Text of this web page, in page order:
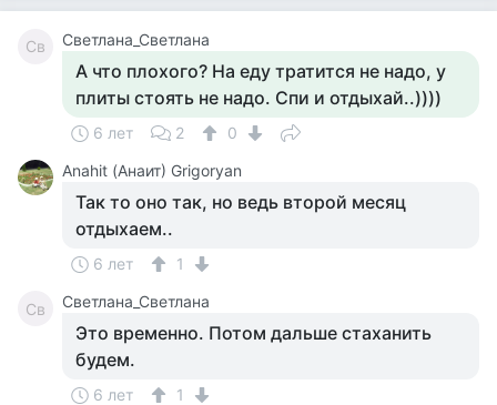
Св Светлана_Светлана
А что плохого? На еду тратится не надо, у
плиты стоять не надо. Спи и отдыхай..))))
6 лет 2
0
Anahit (Анаит) Grigoryan
Так то оно так, но ведь второй месяц
отдыхаем..
6 лет 1
Св Светлана_Светлана
Это временно. Потом дальше стаханить
будем.
6 лет 1